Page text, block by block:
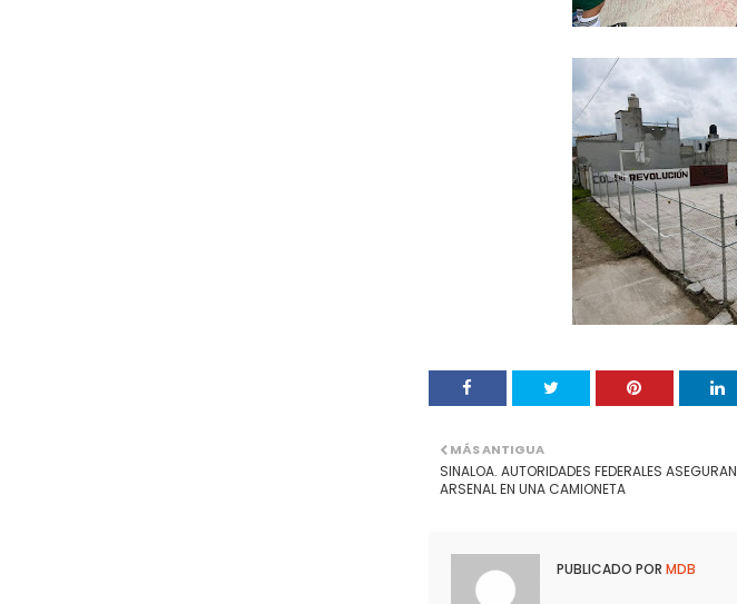
MÁS ANTIGUA
SINALOA. AUTORIDADES FEDERALES ASEGURAN
ARSENAL EN UNA CAMIONETA
PUBLICADO POR MDB